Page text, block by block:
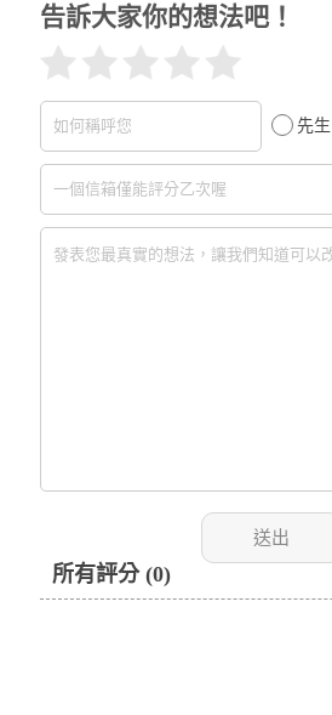
告訴大家你的想法吧！
先生
所有評分 (0)